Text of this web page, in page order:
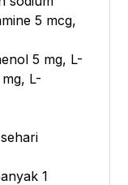
5 mcg,
5 mg, L-
L-
1